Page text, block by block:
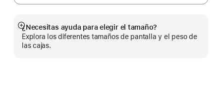
¿Necesitas ayuda para elegir el tamaño?
Explora los diferentes tamaños de pantalla y el peso de
las cajas.
Mostrar
más